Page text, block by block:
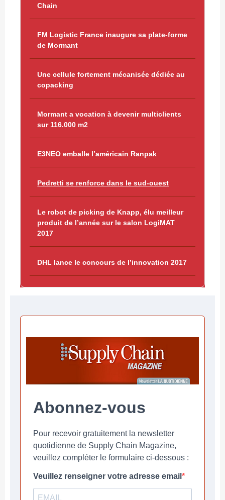
Chain
FM Logistic France inaugure sa plate-forme
de Mormant
Une cellule fortement mécanisée dédiée au
copacking
Mormant a vocation à devenir multiclients
sur 116.000 m2
E3NEO emballe l’américain Ranpak
Pedretti se renforce dans le sud-ouest
Le robot de picking de Knapp, élu meilleur
produit de l’année sur le salon LogiMAT
2017
DHL lance le concours de l’innovation 2017